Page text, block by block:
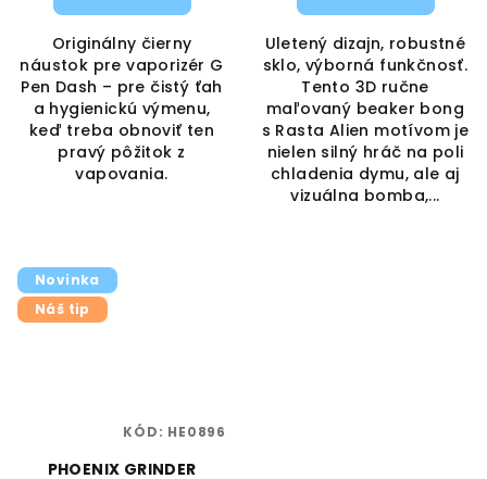
Originálny čierny
náustok pre vaporizér G
Pen Dash – pre čistý ťah
a hygienickú výmenu,
keď treba obnoviť ten
pravý pôžitok z
vapovania.
Uletený dizajn, robustné
sklo, výborná funkčnosť.
Tento 3D ručne
maľovaný beaker bong
s Rasta Alien motívom je
nielen silný hráč na poli
chladenia dymu, ale aj
vizuálna bomba,...
Novinka
Náš tip
PHOENIX GRINDER
KÓD: HE0896